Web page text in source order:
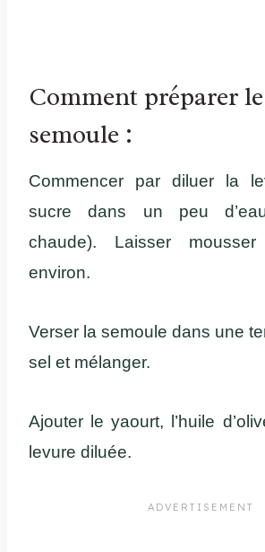
Comment préparer
semoule :
Commencer par diluer la
sucre dans un peu
chaude). Laisser
environ.
Verser la semoule dans une
sel et mélanger.
Ajouter le yaourt, l’huile
levure diluée.